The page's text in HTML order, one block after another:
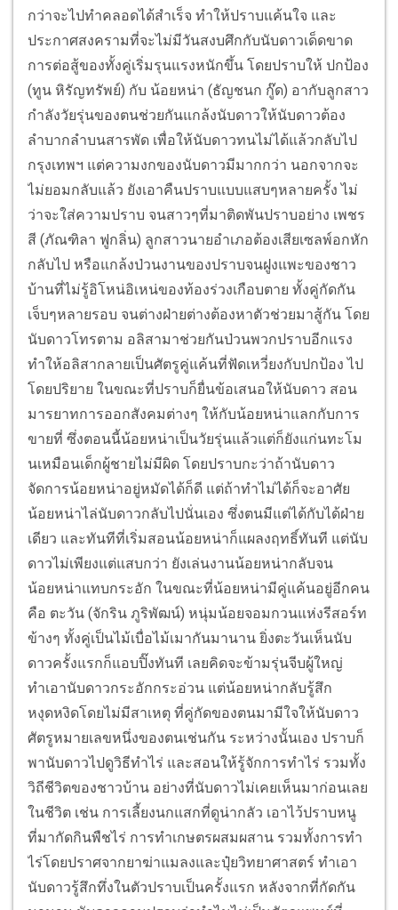
กว่าจะไปทำคลอดได้สำเร็จ ทำให้ปราบแค้นใจ และ
ประกาศสงครามที่จะไม่มีวันสงบศึกกับนับดาวเด็ดขาด
การต่อสู้ของทั้งคู่เริ่มรุนแรงหนักขึ้น โดยปราบให้ ปกป้อง
(ทูน หิรัญทรัพย์) กับ น้อยหน่า (ธัญชนก กู๊ด) อากับลูกสาว
กำลังวัยรุ่นของตนช่วยกันแกล้งนับดาวให้นับดาวต้อง
ลำบากลำบนสารพัด เพื่อให้นับดาวทนไม่ได้แล้วกลับไป
กรุงเทพฯ แต่ความงกของนับดาวมีมากกว่า นอกจากจะ
ไม่ยอมกลับแล้ว ยังเอาคืนปราบแบบแสบๆหลายครั้ง ไม่
ว่าจะใส่ความปราบ จนสาวๆที่มาติดพันปราบอย่าง เพชร
สี (ภัณฑิลา ฟูกลิ่น) ลูกสาวนายอำเภอต้องเสียเซลพ์อกหัก
กลับไป หรือแกล้งป่วนงานของปราบจนฝูงแพะของชาว
บ้านที่ไม่รู้อิโหน่อิเหน่ของท้องร่วงเกือบตาย ทั้งคู่กัดกัน
เจ็บๆหลายรอบ จนต่างฝ่ายต่างต้องหาตัวช่วยมาสู้กัน โดย
นับดาวโทรตาม อลิสามาช่วยกันป่วนพวกปราบอีกแรง
ทำให้อลิสากลายเป็นศัตรูคู่แค้นที่ฟัดเหวี่ยงกับปกป้อง ไป
โดยปริยาย ในขณะที่ปราบก็ยื่นข้อเสนอให้นับดาว สอน
มารยาทการออกสังคมต่างๆ ให้กับน้อยหน่าแลกกับการ
ขายที่ ซึ่งตอนนี้น้อยหน่าเป็นวัยรุ่นแล้วแต่ก็ยังแก่นทะโม
นเหมือนเด็กผู้ชายไม่มีผิด โดยปราบกะว่าถ้านับดาว
จัดการน้อยหน่าอยู่หมัดได้ก็ดี แต่ถ้าทำไม่ได้ก็จะอาศัย
น้อยหน่าไล่นับดาวกลับไปนั่นเอง ซึ่งตนมีแต่ได้กับได้ฝ่าย
เดียว และทันทีที่เริ่มสอนน้อยหน่าก็แผลงฤทธิ์ทันที แต่นับ
ดาวไม่เพียงแต่แสบกว่า ยังเล่นงานน้อยหน่ากลับจน
น้อยหน่าแทบกระอัก ในขณะที่น้อยหน่ามีคู่แค้นอยู่อีกคน
คือ ตะวัน (จักริน ภูริพัฒน์) หนุ่มน้อยจอมกวนแห่งรีสอร์ท
ข้างๆ ทั้งคู่เป็นไม้เบื่อไม้เมากันมานาน ยิ่งตะวันเห็นนับ
ดาวครั้งแรกก็แอบปิ๊งทันที เลยคิดจะข้ามรุ่นจีบผู้ใหญ่
ทำเอานับดาวกระอักกระอ่วน แต่น้อยหน่ากลับรู้สึก
หงุดหงิดโดยไม่มีสาเหตุ ที่คู่กัดของตนมามีใจให้นับดาว
ศัตรูหมายเลขหนึ่งของตนเช่นกัน ระหว่างนั้นเอง ปราบก็
พานับดาวไปดูวิธีทำไร่ และสอนให้รู้จักการทำไร่ รวมทั้ง
วิถีชีวิตของชาวบ้าน อย่างที่นับดาวไม่เคยเห็นมาก่อนเลย
ในชีวิต เช่น การเลี้ยงนกแสกที่ดูน่ากลัว เอาไว้ปราบหนู
ที่มากัดกินพืชไร่ การทำเกษตรผสมผสาน รวมทั้งการทำ
ไร่โดยปราศจากยาฆ่าแมลงและปุ๋ยวิทยาศาสตร์ ทำเอา
นับดาวรู้สึกทึ่งในตัวปราบเป็นครั้งแรก หลังจากที่กัดกัน